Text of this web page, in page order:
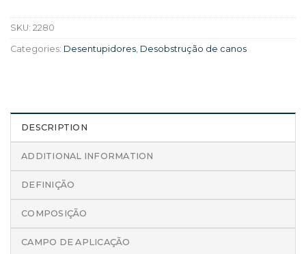
SKU: 2280
Categories: Desentupidores, Desobstrução de canos
DESCRIPTION
ADDITIONAL INFORMATION
DEFINIÇÃO
COMPOSIÇÃO
CAMPO DE APLICAÇÃO